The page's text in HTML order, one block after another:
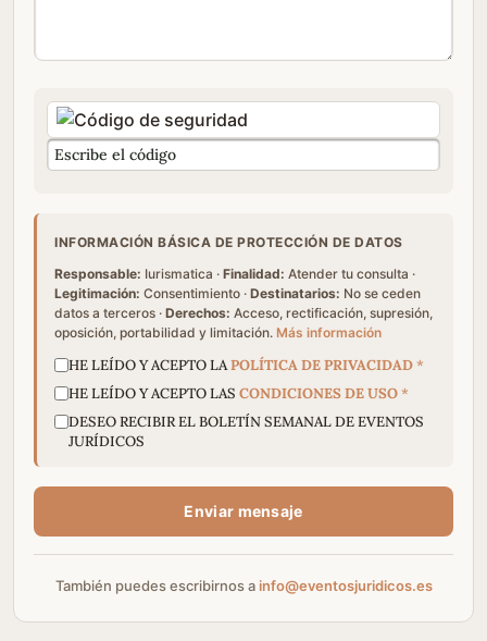
INFORMACIÓN BÁSICA DE PROTECCIÓN DE DATOS
Responsable: Iurismatica · Finalidad: Atender tu consulta ·
Legitimación: Consentimiento · Destinatarios: No se ceden
datos a terceros · Derechos: Acceso, rectificación, supresión,
oposición, portabilidad y limitación. Más información
HE LEÍDO Y ACEPTO LAPOLÍTICA DE PRIVACIDAD*
HE LEÍDO Y ACEPTO LAS CONDICIONES DE USO*
DESEO RECIBIR EL BOLETÍN SEMANAL DE EVENTOS
JURÍDICOS
Enviar mensaje
También puedes escribirnos a info@eventosjuridicos.es